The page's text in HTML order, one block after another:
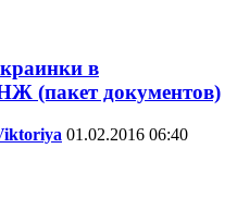
в
(пакет документов)
01.02.2016 06:40